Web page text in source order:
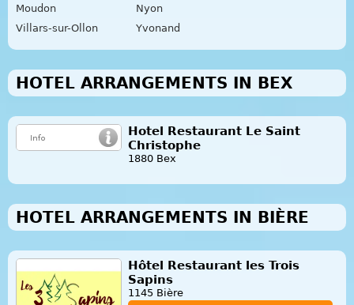
Moudon
Nyon
Villars-sur-Ollon
Yvonand
HOTEL ARRANGEMENTS IN BEX
Hotel Restaurant Le Saint
Christophe
1880 Bex
HOTEL ARRANGEMENTS IN BIÈRE
Hôtel Restaurant les Trois
Sapins
1145 Bière